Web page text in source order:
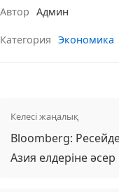
Автор Админ
Категория Экономика
Келесі жаңалық
Bloomberg:
Азия елдеріне